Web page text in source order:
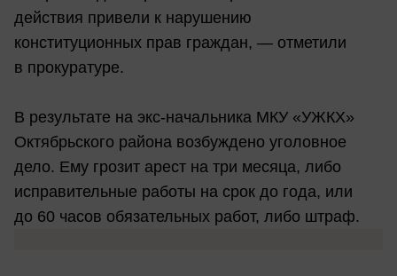
действия привели к нарушению
конституционных прав граждан, — отметили
в прокуратуре.
В результате на экс-начальника МКУ «УЖКХ»
Октябрьского района возбуждено уголовное
дело. Ему грозит арест на три месяца, либо
исправительные работы на срок до года, или
до 60 часов обязательных работ, либо штраф.